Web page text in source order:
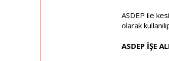
ASDEP ile
olarak
ASDEP İŞE